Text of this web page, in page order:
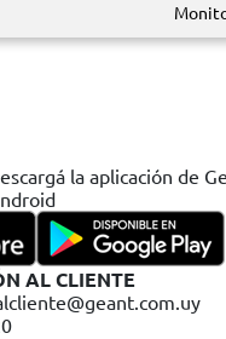
la aplicación de
AL CLIENTE